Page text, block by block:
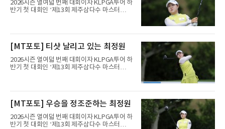
2026시즌 열여덟 번째 대회이자 KLPGA투어 하
반기 첫 대회인 ‘제13회 제주삼다수 마스터
트(파72/6,767야드)에서 열리고 있다.6일 현재
홀에서 경기하고 있다.
[MT포토] 티샷 날리고 있는 최정원
2026시즌 열여덟 번째 대회이자 KLPGA투어 하
반기 첫 대회인 ‘제13회 제주삼다수 마스터
트(파72/6,767야드)에서 열리고 있다.6일 현재
홀에서 경기하고 있다.
[MT포토] 우승을 정조준하는 최정원
2026시즌 열여덟 번째 대회이자 KLPGA투어 하
반기 첫 대회인 ‘제13회 제주삼다수 마스터